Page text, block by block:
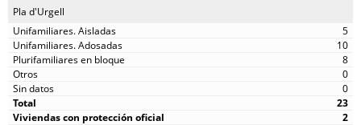
Pla d'Urgell
5
10
8
0
0
23
2